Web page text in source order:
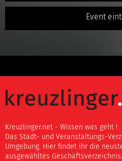
Event
Kreuzlinger.net - Wissen was geht !
Das Stadt- und Veranstaltungs-
Umgebung. Hier findet Ihr die
ausgewähltes Geschäftsverzeichnis.